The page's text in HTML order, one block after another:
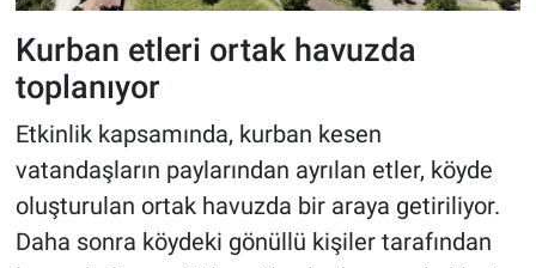
Kurban etleri ortak havuzda
toplanıyor
Etkinlik kapsamında, kurban kesen
vatandaşların paylarından ayrılan etler, köyde
oluşturulan ortak havuzda bir araya getiriliyor.
Daha sonra köydeki gönüllü kişiler tarafından